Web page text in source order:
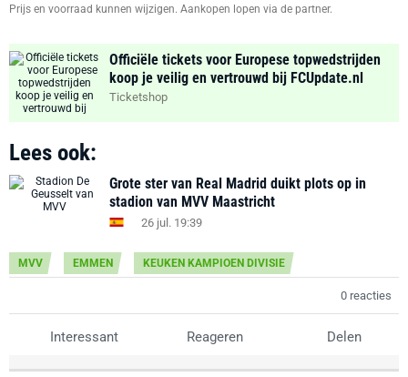
Prijs en voorraad kunnen wijzigen. Aankopen lopen via de partner.
Officiële tickets voor Europese topwedstrijden
koop je veilig en vertrouwd bij FCUpdate.nl
Ticketshop
Lees ook:
Grote ster van Real Madrid duikt plots op in
stadion van MVV Maastricht
26 jul. 19:39
MVV EMMEN KEUKEN KAMPIOEN DIVISIE
0 reacties
Interessant Reageren Delen